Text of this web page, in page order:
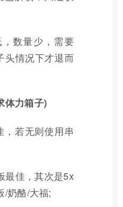
数量少，需要
头情况下才退而
体力箱子)
，若无则使用串
最佳，其次是5x
/奶酪/大福;